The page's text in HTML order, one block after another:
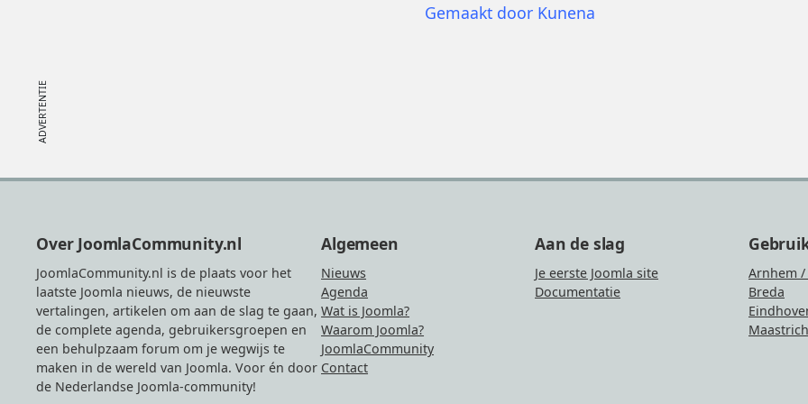
Gemaakt door Kunena
Over JoomlaCommunity.nl
JoomlaCommunity.nl is de plaats voor het
laatste Joomla nieuws, de nieuwste
vertalingen, artikelen om aan de slag te gaan,
de complete agenda, gebruikersgroepen en
een behulpzaam forum om je wegwijs te
maken in de wereld van Joomla. Voor én door
de Nederlandse Joomla-community!
Algemeen
Nieuws
Agenda
Wat is Joomla?
Waarom Joomla?
JoomlaCommunity
Contact
Aan de slag
Je eerste Joomla site
Documentatie
Arnhem
Breda